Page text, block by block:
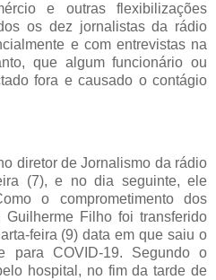
e outras flexibilizações
os dez jornalistas da rádio
e com entrevistas na
que algum funcionário ou
fora e causado o contágio
diretor de Jornalismo da rádio
(7), e no dia seguinte, ele
o comprometimento dos
Guilherme Filho foi transferido
feira (9) data em que saiu o
para COVID-19. Segundo o
hospital, no fim da tarde de